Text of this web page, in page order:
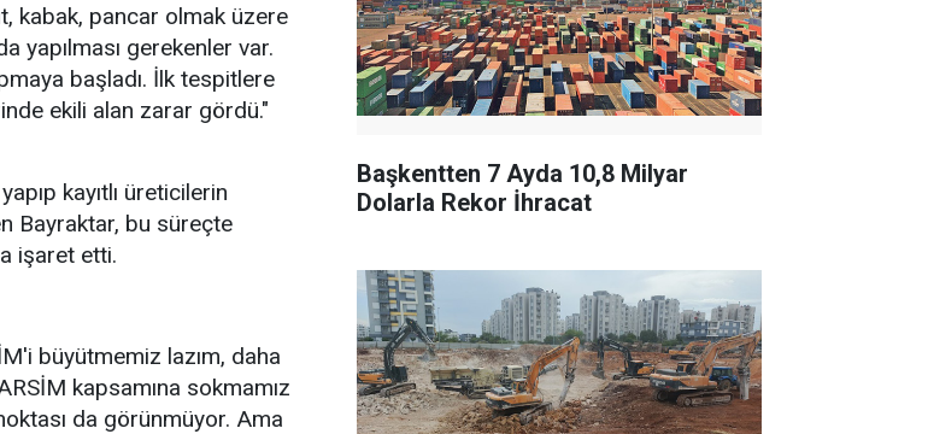
kabak, pancar olmak üzere
yapılması gerekenler var.
başladı. İlk tespitlere
ekili alan zarar gördü."
kayıtlı üreticilerin
Bayraktar, bu süreçte
işaret etti.
büyütmemiz lazım, daha
kapsamına sokmamız
da görünmüyor. Ama
Başkentten 7 Ayda 10,8 Milyar
Dolarla Rekor İhracat